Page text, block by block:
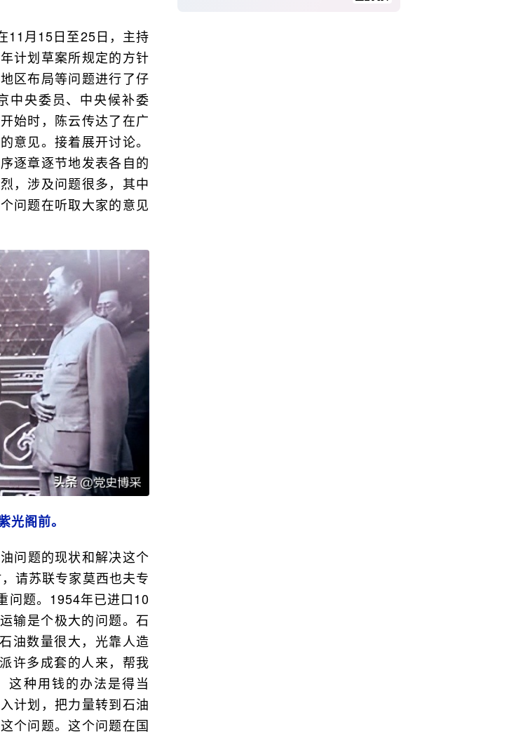
11月15日至25日，主持
计划草案所规定的方针
区布局等问题进行了仔
中央委员、中央候补委
始时，陈云传达了在广
意见。接着展开讨论。
逐章逐节地发表各自的
，涉及问题很多，其中
问题在听取大家的意见
阁前。
问题的现状和解决这个
请苏联专家莫西也夫专
问题。1954年已进口10
输是个极大的问题。石
油数量很大，光靠人造
许多成套的人来，帮我
这种用钱的办法是得当
计划，把力量转到石油
个问题。这个问题在国